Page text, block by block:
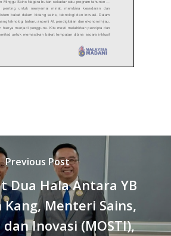
Previous Post
Dua Hala Antara YB
Kang, Menteri Sains,
Inovasi (MOSTI),